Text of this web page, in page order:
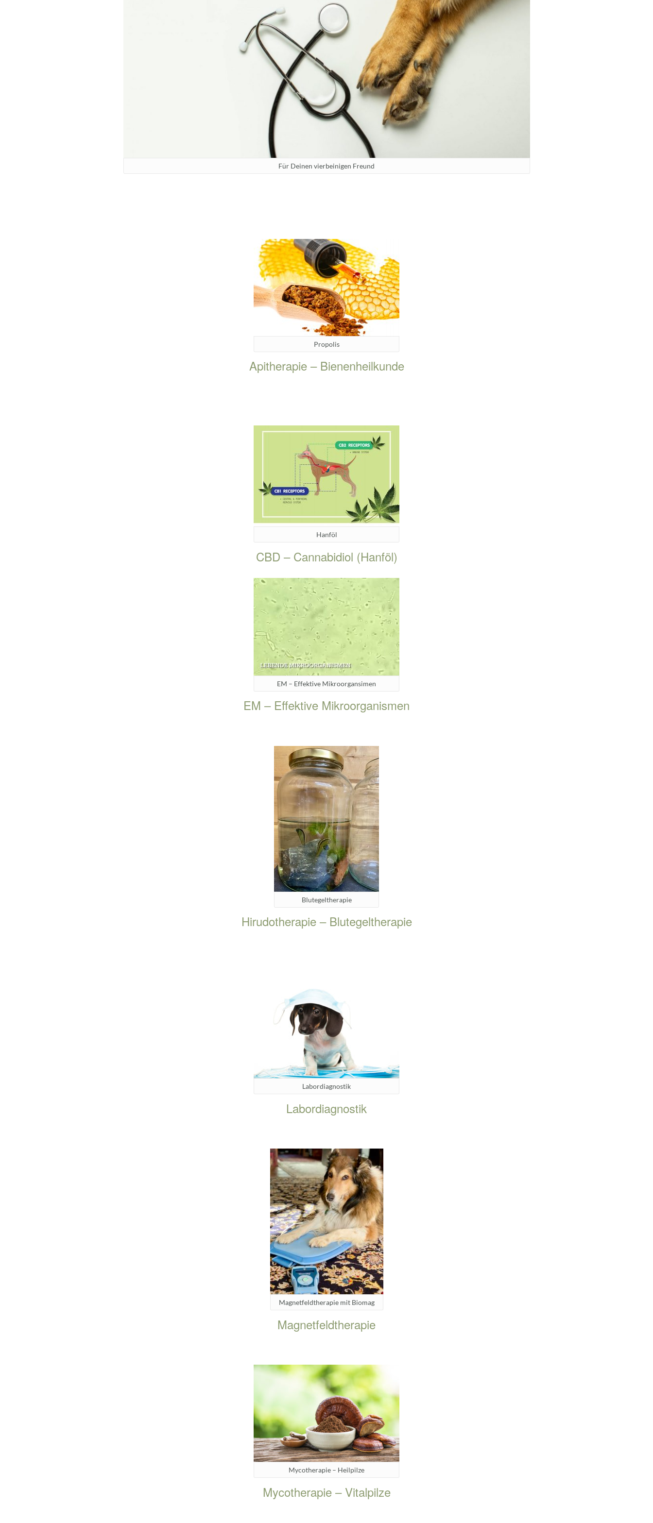
Für Deinen vierbeinigen Freund
Propolis
Apitherapie – Bienenheilkunde
Hanföl
CBD – Cannabidiol (Hanföl)
EM – Effektive Mikroorgansimen
EM – Effektive Mikroorganismen
Blutegeltherapie
Hirudotherapie – Blutegeltherapie
Labordiagnostik
Labordiagnostik
Magnetfeldtherapie mit Biomag
Magnetfeldtherapie
Mycotherapie – Heilpilze
Mycotherapie – Vitalpilze